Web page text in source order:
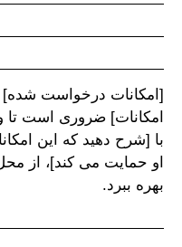
[امکانات درخواست شده]
امکانات] ضروری است تا
با [شرح دهید که این
او حمایت می کند]، از
بهره ببرد.